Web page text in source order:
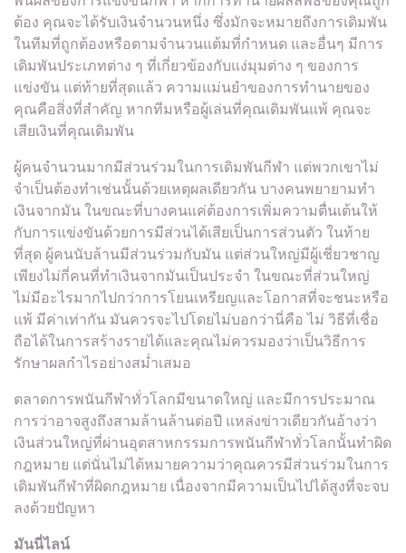
ต้อง คุณจะได้รับเงินจำนวนหนึ่ง ซึ่งมักจะหมายถึงการเดิมพัน
ในทีมที่ถูกต้องหรือตามจำนวนแต้มที่กำหนด และอื่นๆ มีการ
เดิมพันประเภทต่าง ๆ ที่เกี่ยวข้องกับแง่มุมต่าง ๆ ของการ
แข่งขัน แต่ท้ายที่สุดแล้ว ความแม่นยำของการทำนายของ
คุณคือสิ่งที่สำคัญ หากทีมหรือผู้เล่นที่คุณเดิมพันแพ้ คุณจะ
เสียเงินที่คุณเดิมพัน
ผู้คนจำนวนมากมีส่วนร่วมในการเดิมพันกีฬา แต่พวกเขาไม่
จำเป็นต้องทำเช่นนั้นด้วยเหตุผลเดียวกัน บางคนพยายามทำ
เงินจากมัน ในขณะที่บางคนแค่ต้องการเพิ่มความตื่นเต้นให้
กับการแข่งขันด้วยการมีส่วนได้เสียเป็นการส่วนตัว ในท้าย
ที่สุด ผู้คนนับล้านมีส่วนร่วมกับมัน แต่ส่วนใหญ่มีผู้เชี่ยวชาญ
เพียงไม่กี่คนที่ทำเงินจากมันเป็นประจำ ในขณะที่ส่วนใหญ่
ไม่มีอะไรมากไปกว่าการโยนเหรียญและโอกาสที่จะชนะหรือ
แพ้ มีค่าเท่ากัน มันควรจะไปโดยไม่บอกว่านี่คือ ไม่ วิธีที่เชื่อ
ถือได้ในการสร้างรายได้และคุณไม่ควรมองว่าเป็นวิธีการ
รักษาผลกำไรอย่างสม่ำเสมอ
ตลาดการพนันกีฬาทั่วโลกมีขนาดใหญ่ และมีการประมาณ
การว่าอาจสูงถึงสามล้านล้านต่อปี แหล่งข่าวเดียวกันอ้างว่า
เงินส่วนใหญ่ที่ผ่านอุตสาหกรรมการพนันกีฬาทั่วโลกนั้นทำผิด
กฎหมาย แต่นั่นไม่ได้หมายความว่าคุณควรมีส่วนร่วมในการ
เดิมพันกีฬาที่ผิดกฎหมาย เนื่องจากมีความเป็นไปได้สูงที่จะจบ
ลงด้วยปัญหา
มันนี่ไลน์